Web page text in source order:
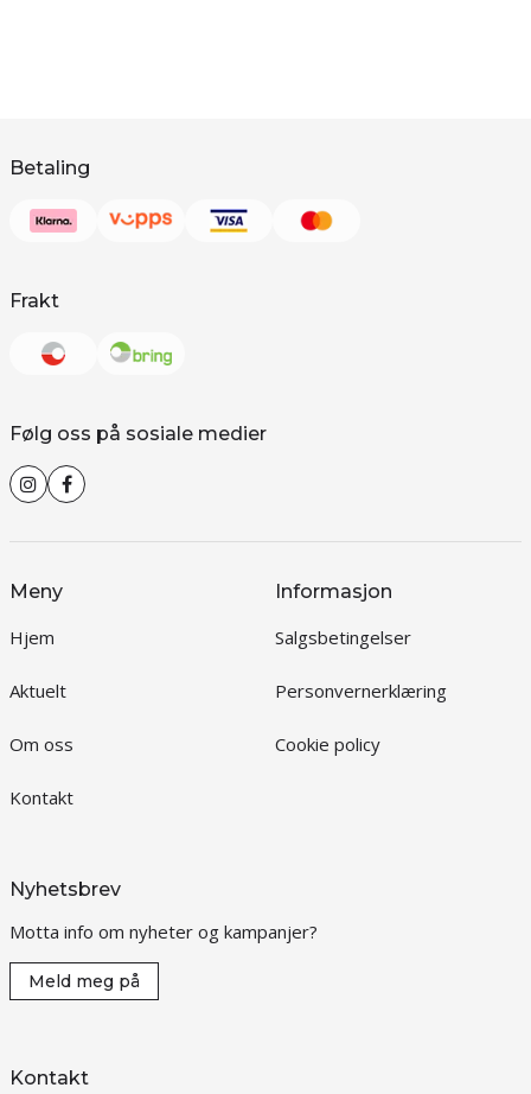
Betaling
Frakt
Følg oss på sosiale medier
Meny
Hjem
Aktuelt
Om oss
Kontakt
Informasjon
Salgsbetingelser
Personvernerklæring
Cookie policy
Nyhetsbrev
Motta info om nyheter og kampanjer?
Meld meg på
Kontakt